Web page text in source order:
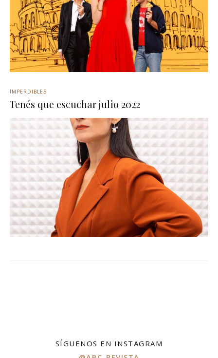
IMPERDIBLES
Tenés que escuchar julio 2022
SÍGUENOS EN INSTAGRAM